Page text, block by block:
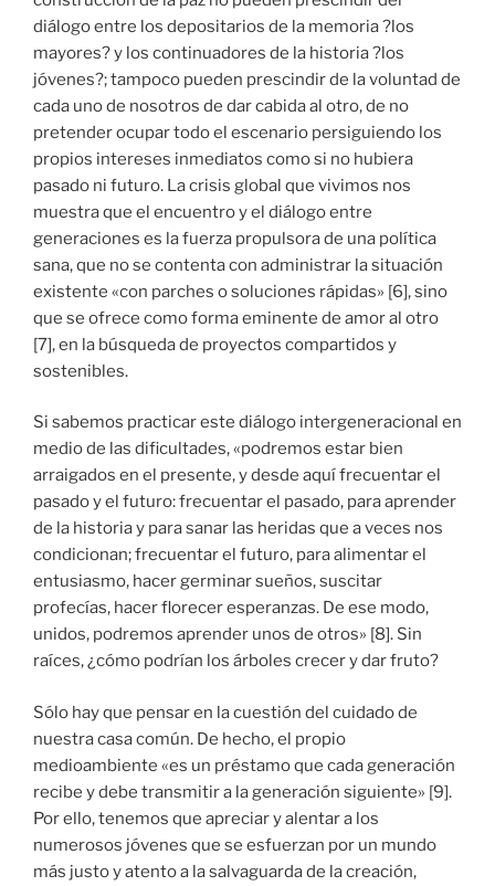
diálogo entre los depositarios de la memoria ?los
mayores? y los continuadores de la historia ?los
jóvenes?; tampoco pueden prescindir de la voluntad de
cada uno de nosotros de dar cabida al otro, de no
pretender ocupar todo el escenario persiguiendo los
propios intereses inmediatos como si no hubiera
pasado ni futuro. La crisis global que vivimos nos
muestra que el encuentro y el diálogo entre
generaciones es la fuerza propulsora de una política
sana, que no se contenta con administrar la situación
existente «con parches o soluciones rápidas» [6], sino
que se ofrece como forma eminente de amor al otro
[7], en la búsqueda de proyectos compartidos y
sostenibles.
Si sabemos practicar este diálogo intergeneracional en
medio de las dificultades, «podremos estar bien
arraigados en el presente, y desde aquí frecuentar el
pasado y el futuro: frecuentar el pasado, para aprender
de la historia y para sanar las heridas que a veces nos
condicionan; frecuentar el futuro, para alimentar el
entusiasmo, hacer germinar sueños, suscitar
profecías, hacer florecer esperanzas. De ese modo,
unidos, podremos aprender unos de otros» [8]. Sin
raíces, ¿cómo podrían los árboles crecer y dar fruto?
Sólo hay que pensar en la cuestión del cuidado de
nuestra casa común. De hecho, el propio
medioambiente «es un préstamo que cada generación
recibe y debe transmitir a la generación siguiente» [9].
Por ello, tenemos que apreciar y alentar a los
numerosos jóvenes que se esfuerzan por un mundo
más justo y atento a la salvaguarda de la creación,